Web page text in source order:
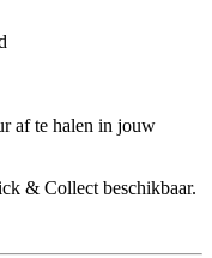
af te halen in jouw
& Collect beschikbaar.